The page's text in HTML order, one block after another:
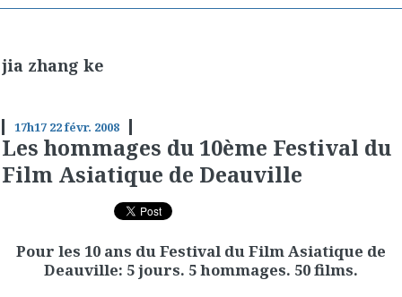
jia zhang ke
17h17 22févr. 2008
Les hommages du 10ème Festival du
Film Asiatique de Deauville
Pour les 10 ans du Festival du Film Asiatique de
Deauville: 5 jours. 5 hommages. 50 films.